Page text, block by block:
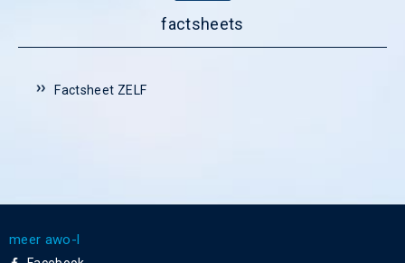
factsheets
Factsheet ZELF
meer awo-l